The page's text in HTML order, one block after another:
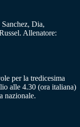
Dia,
Allenatore:
per la tredicesima
alle 4.30 (ora italiana)
nazionale.